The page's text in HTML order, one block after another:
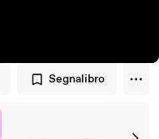
Segnalibro